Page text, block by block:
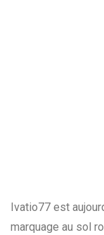
Ivatio77 est
marquage au sol